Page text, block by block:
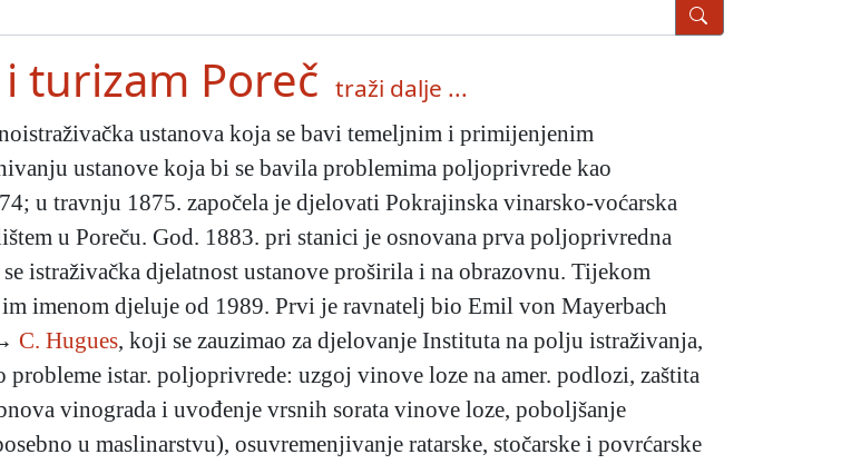
turizam Poreč traži dalje ...
ustanova koja se bavi temeljnim i primijenjenim
ustanove koja bi se bavila problemima poljoprivrede kao
u travnju 1875. započela je djelovati Pokrajinska vinarsko-voćarska
u Poreču. God. 1883. pri stanici je osnovana prva poljoprivredna
istraživačka djelatnost ustanove proširila i na obrazovnu. Tijekom
imenom djeluje od 1989. Prvi je ravnatelj bio Emil von Mayerbach
C. Hugues, koji se zauzimao za djelovanje Instituta na polju istraživanja,
istar. poljoprivrede: uzgoj vinove loze na amer. podlozi, zaštita
vinograda i uvođenje vrsnih sorata vinove loze, poboljšanje
u maslinarstvu), osuvremenjivanje ratarske, stočarske i povrćarske